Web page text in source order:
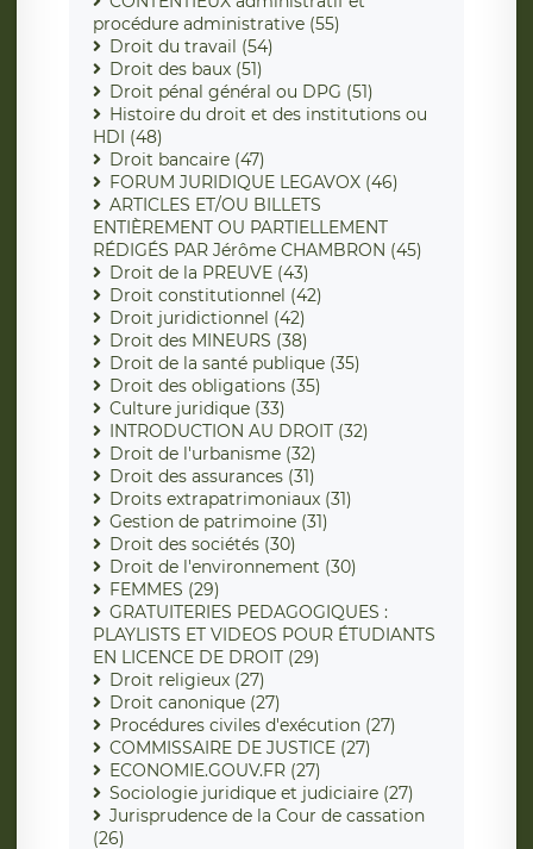
procédure administrative (55)
Droit du travail (54)
Droit des baux (51)
Droit pénal général ou DPG (51)
Histoire du droit et des institutions ou
HDI (48)
Droit bancaire (47)
FORUM JURIDIQUE LEGAVOX (46)
ARTICLES ET/OU BILLETS
ENTIÈREMENT OU PARTIELLEMENT
RÉDIGÉS PAR Jérôme CHAMBRON (45)
Droit de la PREUVE (43)
Droit constitutionnel (42)
Droit juridictionnel (42)
Droit des MINEURS (38)
Droit de la santé publique (35)
Droit des obligations (35)
Culture juridique (33)
INTRODUCTION AU DROIT (32)
Droit de l'urbanisme (32)
Droit des assurances (31)
Droits extrapatrimoniaux (31)
Gestion de patrimoine (31)
Droit des sociétés (30)
Droit de l'environnement (30)
FEMMES (29)
GRATUITERIES PEDAGOGIQUES :
PLAYLISTS ET VIDEOS POUR ÉTUDIANTS
EN LICENCE DE DROIT (29)
Droit religieux (27)
Droit canonique (27)
Procédures civiles d'exécution (27)
COMMISSAIRE DE JUSTICE (27)
ECONOMIE.GOUV.FR (27)
Sociologie juridique et judiciaire (27)
Jurisprudence de la Cour de cassation
(26)